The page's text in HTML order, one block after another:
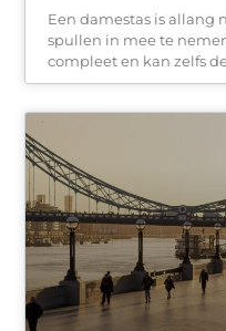
Een damestas is allang
spullen in mee te
compleet en kan zelfs